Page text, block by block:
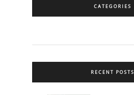
CATEGORIES
RECENT POSTS